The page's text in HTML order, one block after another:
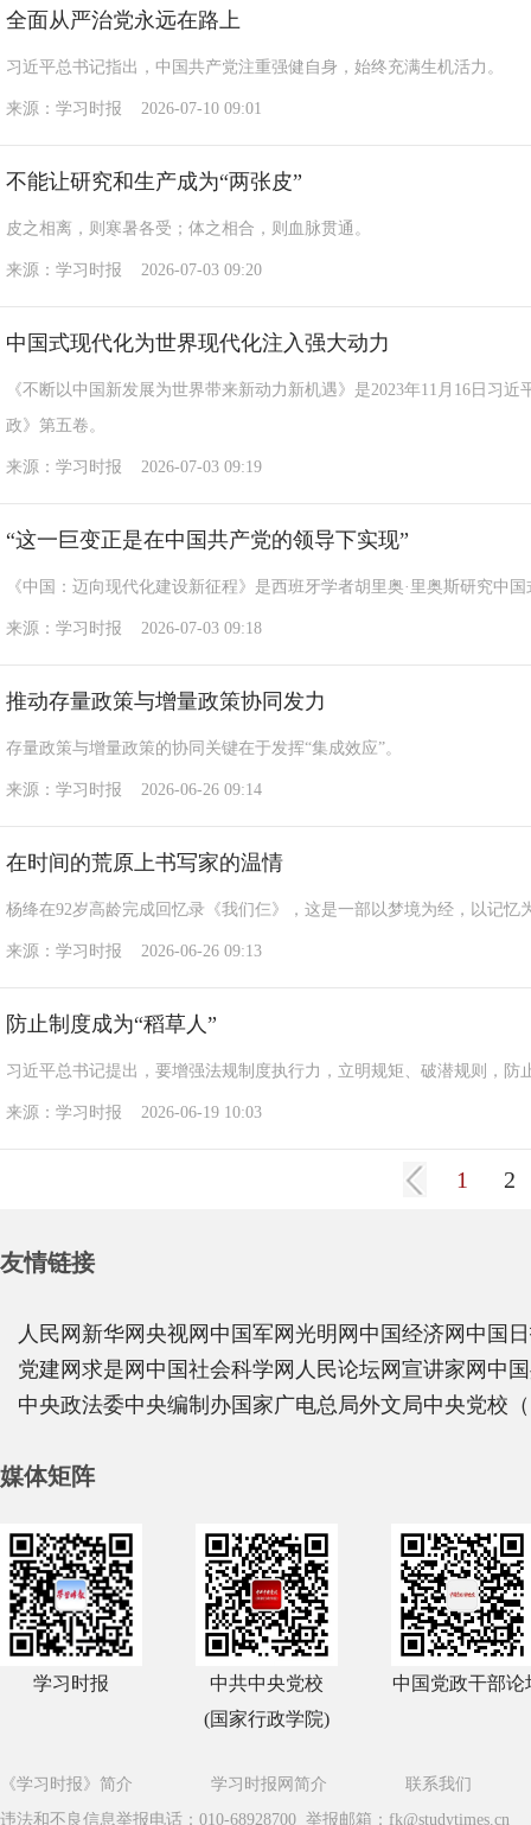
全面从严治党永远在路上
习近平总书记指出，中国共产党注重强健自身，始终充满生机活力。
来源：学习时报 2026-07-10 09:01
不能让研究和生产成为“两张皮”
皮之相离，则寒暑各受；体之相合，则血脉贯通。
来源：学习时报 2026-07-03 09:20
中国式现代化为世界现代化注入强大动力
《不断以中国新发展为世界带来新动力新机遇》是2023年11月16日习
政》第五卷。
来源：学习时报 2026-07-03 09:19
“这一巨变正是在中国共产党的领导下实现”
《中国：迈向现代化建设新征程》是西班牙学者胡里奥·里奥斯研究中
来源：学习时报 2026-07-03 09:18
推动存量政策与增量政策协同发力
存量政策与增量政策的协同关键在于发挥“集成效应”。
来源：学习时报 2026-06-26 09:14
在时间的荒原上书写家的温情
杨绛在92岁高龄完成回忆录《我们仨》，这是一部以梦境为经，以记忆
来源：学习时报 2026-06-26 09:13
防止制度成为“稻草人”
习近平总书记提出，要增强法规制度执行力，立明规矩、破潜规则，防
来源：学习时报 2026-06-19 10:03
1 2
友情链接
人民网 新华网 央视网 中国军网 光明网 中国经济网 中国
党建网 求是网 中国社会科学网 人民论坛网 宣讲家网 中
中央政法委中央编制办国家广电总局外文局中央党校
媒体矩阵
学习时报
中共中央党校
(国家行政学院)
中国党政干部论
《学习时报》简介 学习时报网简介
联系我们
违法和不良信息举报电话：010-68928700 举报邮箱：fk@studytimes.cn